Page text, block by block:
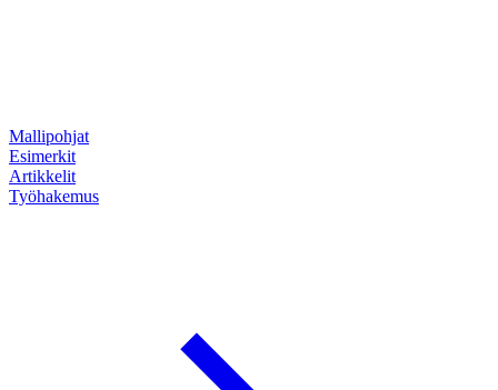
Mallipohjat
Esimerkit
Artikkelit
Työhakemus